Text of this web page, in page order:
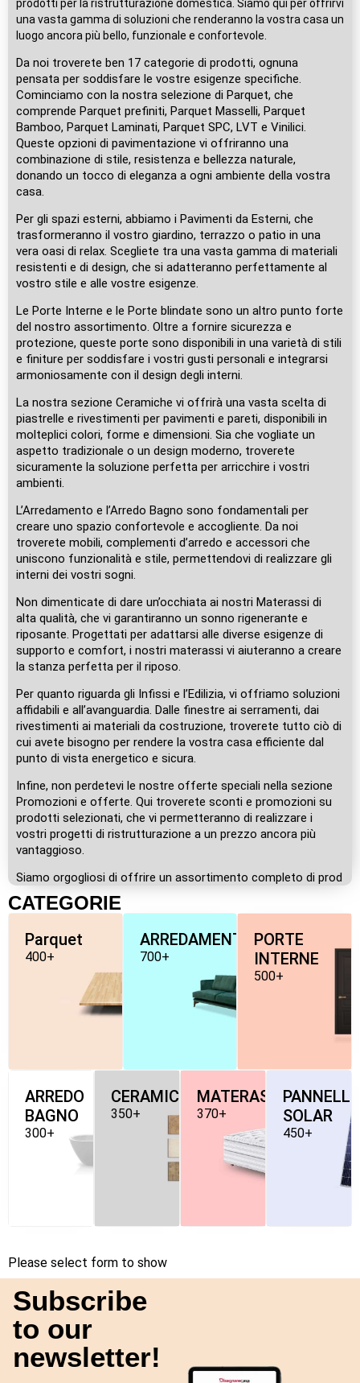
prodotti per la ristrutturazione domestica. Siamo qui per offrirvi
una vasta gamma di soluzioni che renderanno la vostra casa un
luogo ancora più bello, funzionale e confortevole.
Da noi troverete ben 17 categorie di prodotti, ognuna
pensata per soddisfare le vostre esigenze specifiche.
Cominciamo con la nostra selezione di Parquet, che
comprende Parquet prefiniti, Parquet Masselli, Parquet
Bamboo, Parquet Laminati, Parquet SPC, LVT e Vinilici.
Queste opzioni di pavimentazione vi offriranno una
combinazione di stile, resistenza e bellezza naturale,
donando un tocco di eleganza a ogni ambiente della vostra
casa.
Per gli spazi esterni, abbiamo i Pavimenti da Esterni, che
trasformeranno il vostro giardino, terrazzo o patio in una
vera oasi di relax. Scegliete tra una vasta gamma di materiali
resistenti e di design, che si adatteranno perfettamente al
vostro stile e alle vostre esigenze.
Le Porte Interne e le Porte blindate sono un altro punto forte
del nostro assortimento. Oltre a fornire sicurezza e
protezione, queste porte sono disponibili in una varietà di stili
e finiture per soddisfare i vostri gusti personali e integrarsi
armoniosamente con il design degli interni.
La nostra sezione Ceramiche vi offrirà una vasta scelta di
piastrelle e rivestimenti per pavimenti e pareti, disponibili in
molteplici colori, forme e dimensioni. Sia che vogliate un
aspetto tradizionale o un design moderno, troverete
sicuramente la soluzione perfetta per arricchire i vostri
ambienti.
L’Arredamento e l’Arredo Bagno sono fondamentali per
creare uno spazio confortevole e accogliente. Da noi
troverete mobili, complementi d’arredo e accessori che
uniscono funzionalità e stile, permettendovi di realizzare gli
interni dei vostri sogni.
Non dimenticate di dare un’occhiata ai nostri Materassi di
alta qualità, che vi garantiranno un sonno rigenerante e
riposante. Progettati per adattarsi alle diverse esigenze di
supporto e comfort, i nostri materassi vi aiuteranno a creare
la stanza perfetta per il riposo.
Per quanto riguarda gli Infissi e l’Edilizia, vi offriamo soluzioni
affidabili e all’avanguardia. Dalle finestre ai serramenti, dai
rivestimenti ai materiali da costruzione, troverete tutto ciò di
cui avete bisogno per rendere la vostra casa efficiente dal
punto di vista energetico e sicura.
Infine, non perdetevi le nostre offerte speciali nella sezione
Promozioni e offerte. Qui troverete sconti e promozioni su
prodotti selezionati, che vi permetteranno di realizzare i
vostri progetti di ristrutturazione a un prezzo ancora più
vantaggioso.
Siamo orgogliosi di offrire un assortimento completo di prod
CATEGORIE
Parquet
400+
ARREDAMENTO
700+
PORTE
INTERNE
500+
ARREDO
BAGNO
300+
CERAMICHE
350+
MATERASSI
370+
PANNELLI-
SOLAR
450+
Please select form to show
Subscribe
to our
newsletter!